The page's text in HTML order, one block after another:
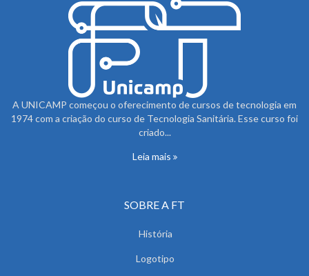
A UNICAMP começou o oferecimento de cursos de tecnologia em
1974 com a criação do curso de Tecnologia Sanitária. Esse curso foi
criado...
Leia mais
SOBRE A FT
História
Logotipo